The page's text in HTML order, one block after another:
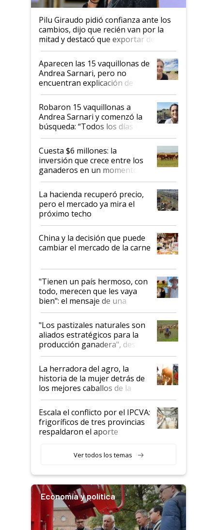
Pilu Giraudo pidió confianza ante los
cambios, dijo que recién van por la
mitad y destacó que exportar dejó de
ser "para unos pocos": "Tenemos un
mandato muy claro del gobierno
nacional"
Aparecen las 15 vaquillonas de
Andrea Sarnari, pero no
encuentran explicación de
cómo llegaron allí
Robaron 15 vaquillonas a
Andrea Sarnari y comenzó la
búsqueda: “Todos los días le
toca a algún productor”
Cuesta $6 millones: la
inversión que crece entre los
ganaderos en un momento
histórico para la actividad
La hacienda recuperó precio,
pero el mercado ya mira el
próximo techo
China y la decisión que puede
cambiar el mercado de la carne
"Tienen un país hermoso, con
todo, merecen que les vaya
bien": el mensaje de una
ganadera uruguaya sobre las
oportunidades que se abren
para el agro en Argentina, con
foco en la carne
"Los pastizales naturales son
aliados estratégicos para la
producción ganadera", destaca
la iniciativa que ya reúne a 46
establecimientos en Argentina
La herradora del agro, la
historia de la mujer detrás de
los mejores caballos de la
Argentina y los mitos que
todavía hacen sufrir a estos
animales: "Mientras me
descalificaban, yo seguí
haciendo currículum"
Escala el conflicto por el IPCVA:
frigoríficos de tres provincias
respaldaron el aporte
Ver todos los temas
Economía y política